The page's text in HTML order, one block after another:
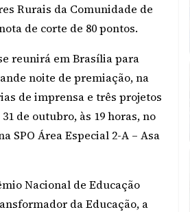
Rurais da Comunidade de
de corte de 80 pontos.
reunirá em Brasília para
noite de premiação, na
de imprensa e três projetos
de outubro, às 19 horas, no
SPO Área Especial 2-A – Asa
Nacional de Educação
da Educação, a